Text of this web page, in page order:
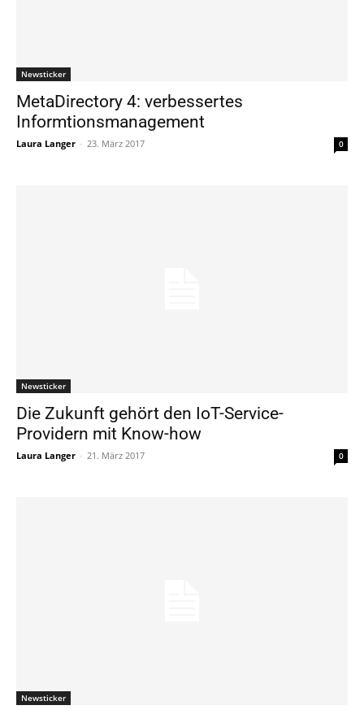
Newsticker
MetaDirectory 4: verbessertes
Informtionsmanagement
Laura Langer - 23. März 2017 0
Newsticker
Die Zukunft gehört den IoT-Service-
Providern mit Know-how
Laura Langer - 21. März 2017 0
Newsticker